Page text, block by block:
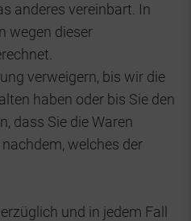
anderes vereinbart. In
wegen dieser
verweigern, bis wir die
haben oder bis Sie den
dass Sie die Waren
welches der
und in jedem Fall